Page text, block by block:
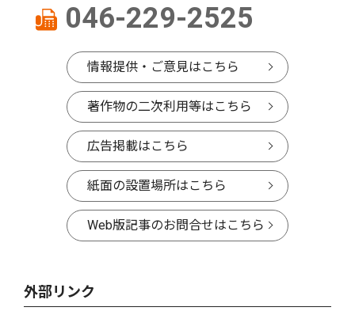
046-229-2525
情報提供・ご意見はこちら
著作物の二次利用等はこちら
広告掲載はこちら
紙面の設置場所はこちら
Web版記事のお問合せはこちら
外部リンク